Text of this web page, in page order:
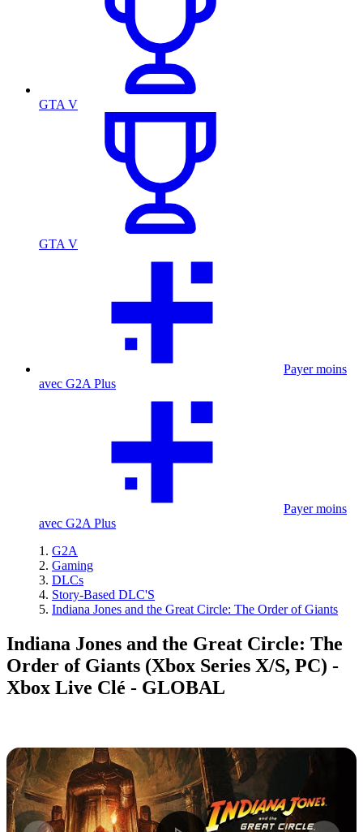
GTA V
GTA V
Payer moins
avec G2A Plus
Payer moins
avec G2A Plus
G2A
Gaming
DLCs
Story-Based DLC'S
Indiana Jones and the Great Circle: The Order of Giants
Indiana Jones and the Great Circle: The
Order of Giants (Xbox Series X/S, PC) -
Xbox Live Clé - GLOBAL